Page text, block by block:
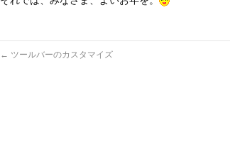
← ツールバーのカスタマイズ